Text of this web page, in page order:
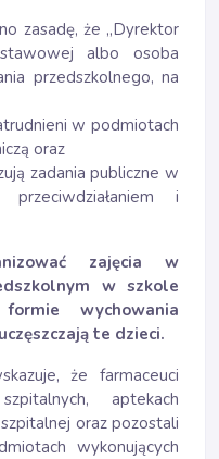
zasadę, że „Dyrektor
albo osoba
przedszkolnego, na
w podmiotach
oraz
zadania publiczne w
i
zajęcia w
w szkole
wychowania
te dzieci.
że farmaceuci
aptekach
szpitalnej oraz pozostali
wykonujących